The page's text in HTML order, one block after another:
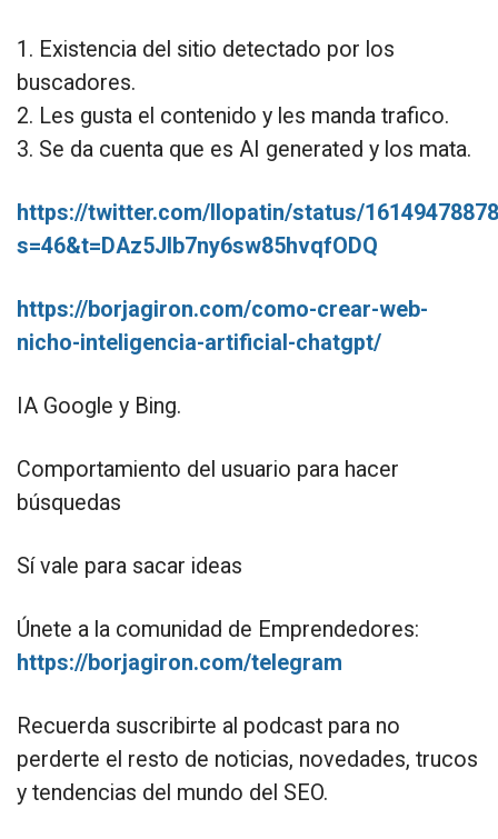
1. Existencia del sitio detectado por los
buscadores.
2. Les gusta el contenido y les manda trafico.
3. Se da cuenta que es AI generated y los mata.
https://twitter.com/llopatin/status/
s=46&t=DAz5Jlb7ny6sw85hvqfODQ
https://borjagiron.com/como-crear-web-
nicho-inteligencia-artificial-chatgpt/
IA Google y Bing.
Comportamiento del usuario para hacer
búsquedas
Sí vale para sacar ideas
Únete a la comunidad de Emprendedores:
https://borjagiron.com/telegram
Recuerda suscribirte al podcast para no
perderte el resto de noticias, novedades, trucos
y tendencias del mundo del SEO.